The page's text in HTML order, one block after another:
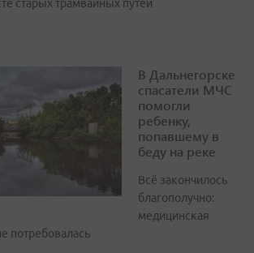
старых трамвайных путей
В Дальнегорске
спасатели МЧС
помогли
ребенку,
попавшему в
беду на реке
Всё закончилось
благополучно:
медицинская
потребовалась